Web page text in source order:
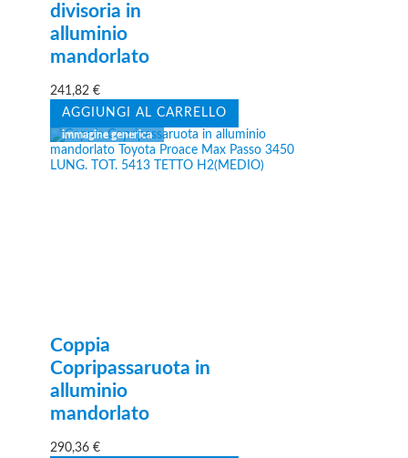
divisoria in
alluminio
mandorlato
241,82€
AGGIUNGI AL CARRELLO
Coppia
Copripassaruota in
alluminio
mandorlato
290,36€